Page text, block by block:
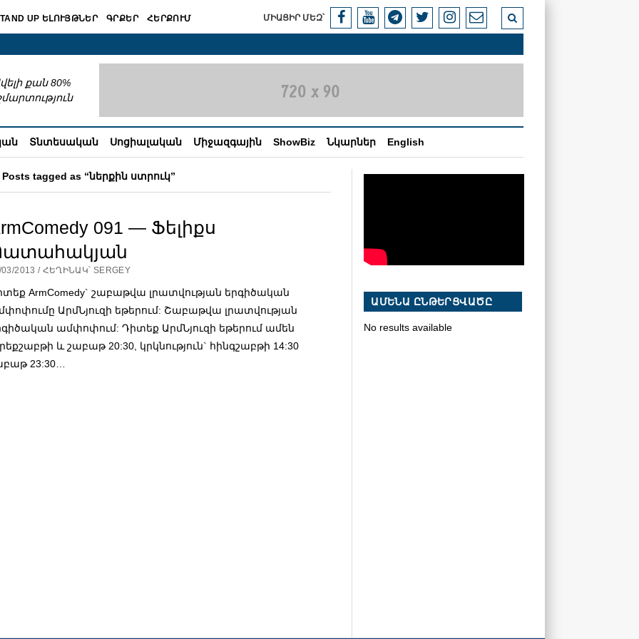
UP ԵԼՈՒՅԹՆԵՐ ԳՐՔԵՐ ՀԵՐՔՈՒՄ ՄԻԱՑԻՐ ՄԵԶ՝
քան 80%
Տնտեսական Սոցիալական Միջազգային ShowBiz Նկարներ English
Posts tagged as “ներքին ստրուկ”
091 — Ֆելիքս
03/2013 / ՀԵՂԻՆԱԿ՝ SERGEY
ArmComedy` շաբաթվա լրատվության երգիծական
ԱրմՆյուզի եթերում: Շաբաթվա լրատվության
ամփոփում: Դիտեք ԱրմՆյուզի եթերում ամեն
և շաբաթ 20:30, կրկնություն` հինգշաբթի 14:30
23:30…
ԱՄԵՆԱ ԸՆԹԵՐՑՎԱԾԸ
No results available